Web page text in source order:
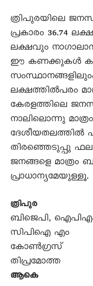
ത്രിപുരയിലെ
പ്രകാരം 36.74
ലക്ഷവും
ഈ കണക്കുകള്‍
ലക്ഷത്തില്‍പരം
കേരളത്തിലെ
നാലിലൊന്നു
ദേശീയതലത്തില്‍
തിരഞ്ഞെടുപ്പു
ജനങ്ങളെ മാത്രം
പ്രാധാന്യമേയുള്ളൂ.
ത്രിപുര
ബിജെപി,
സിപിഐ
ആകെ